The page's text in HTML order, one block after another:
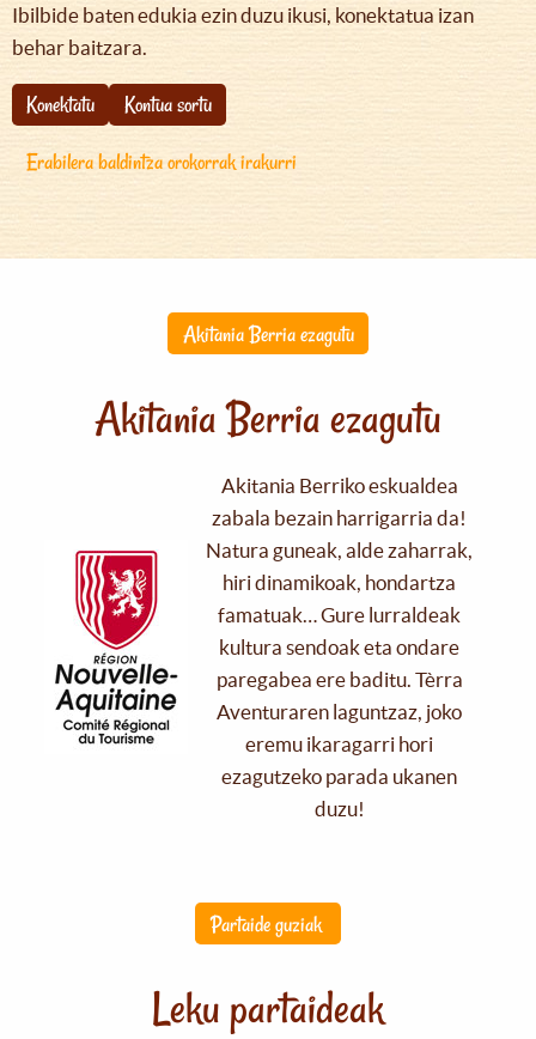
Ibilbide baten edukia ezin duzu ikusi, konektatua izan
behar baitzara.
Konektatu
Kontua sortu
Erabilera baldintza orokorrak irakurri
Akitania Berria ezagutu
Akitania Berria ezagutu
Akitania Berriko eskualdea
zabala bezain harrigarria da!
Natura guneak, alde zaharrak,
hiri dinamikoak, hondartza
famatuak… Gure lurraldeak
kultura sendoak eta ondare
paregabea ere baditu. Tèrra
Aventuraren laguntzaz, joko
eremu ikaragarri hori
ezagutzeko parada ukanen
duzu!
Partaide guziak
Leku partaideak